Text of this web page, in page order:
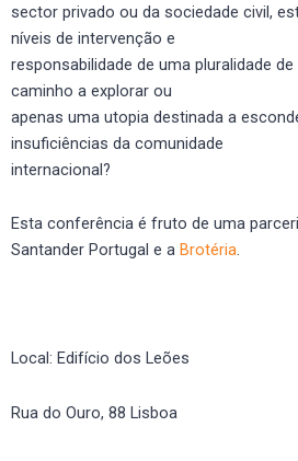
sector privado ou da sociedade civil,
níveis de intervenção e
responsabilidade de uma pluralidade
caminho a explorar ou
apenas uma utopia destinada a
insuficiências da comunidade
internacional?
Esta conferência é fruto de uma
Santander Portugal e a Brotéria.
Local: Edifício dos Leões
Rua do Ouro, 88 Lisboa